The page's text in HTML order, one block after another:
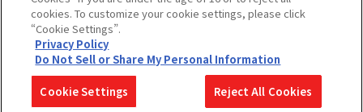
コピーライト一覧を表示する
cookies. To customize your cookie settings, please click
“Cookie Settings”.
Privacy Policy
Do Not Sell or Share My Personal Information
Cookie Settings Reject All Cookies